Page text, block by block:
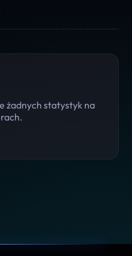
żadnych statystyk na